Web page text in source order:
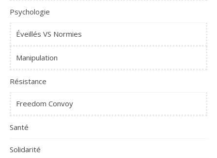
Psychologie
Éveillés VS Normies
Manipulation
Résistance
Freedom Convoy
Santé
Solidarité